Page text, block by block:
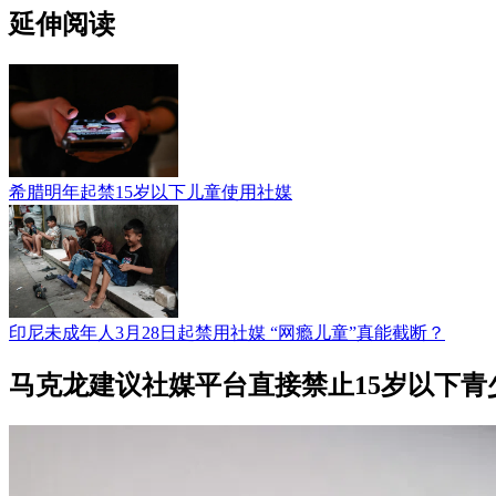
延伸阅读
希腊明年起禁15岁以下儿童使用社媒
印尼未成年人3月28日起禁用社媒 “网瘾儿童”真能截断？
马克龙建议社媒平台直接禁止15岁以下青